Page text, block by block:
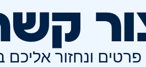
פרטים ונחזור